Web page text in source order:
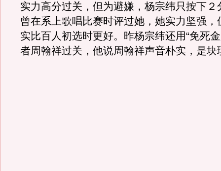
实力高分过关，但为避嫌，杨宗纬只按下２
曾在系上歌唱比赛时评过她，她实力坚强，
实比百人初选时更好。昨杨宗纬还用“免死
者周翰祥过关，他说周翰祥声音朴实，是块